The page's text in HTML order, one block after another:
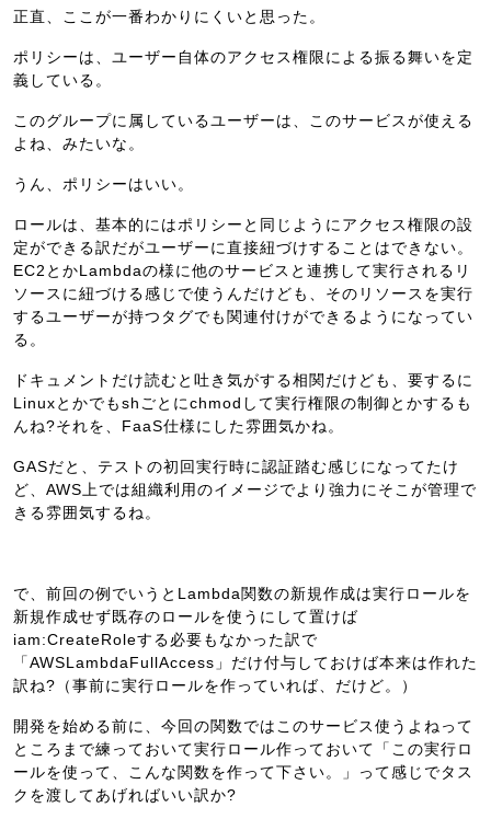
正直、ここが一番わかりにくいと思った。
ポリシーは、ユーザー自体のアクセス権限による振る舞いを定
義している。
このグループに属しているユーザーは、このサービスが使える
よね、みたいな。
うん、ポリシーはいい。
ロールは、基本的にはポリシーと同じようにアクセス権限の設
定ができる訳だがユーザーに直接紐づけすることはできない。
EC2とかLambdaの様に他のサービスと連携して実行されるリ
ソースに紐づける感じで使うんだけども、そのリソースを実行
するユーザーが持つタグでも関連付けができるようになってい
る。
ドキュメントだけ読むと吐き気がする相関だけども、要するに
Linuxとかでもshごとにchmodして実行権限の制御とかするも
んね?それを、FaaS仕様にした雰囲気かね。
GASだと、テストの初回実行時に認証踏む感じになってたけ
ど、AWS上では組織利用のイメージでより強力にそこが管理で
きる雰囲気するね。
で、前回の例でいうとLambda関数の新規作成は実行ロールを
新規作成せず既存のロールを使うにして置けば
iam:CreateRoleする必要もなかった訳で
「AWSLambdaFullAccess」だけ付与しておけば本来は作れた
訳ね?（事前に実行ロールを作っていれば、だけど。）
開発を始める前に、今回の関数ではこのサービス使うよねって
ところまで練っておいて実行ロール作っておいて「この実行ロ
ールを使って、こんな関数を作って下さい。」って感じでタス
クを渡してあげればいい訳か?